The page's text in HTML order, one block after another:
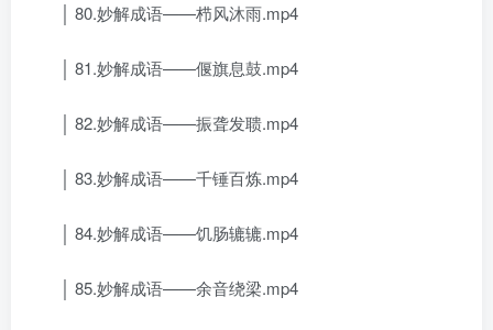
│ 80.妙解成语——栉风沐雨.mp4
│ 81.妙解成语——偃旗息鼓.mp4
│ 82.妙解成语——振聋发聩.mp4
│ 83.妙解成语——千锤百炼.mp4
│ 84.妙解成语——饥肠辘辘.mp4
│ 85.妙解成语——余音绕梁.mp4